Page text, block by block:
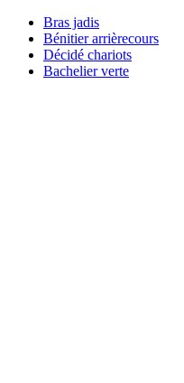
Bras jadis
Bénitier arrièrecours
Décidé chariots
Bachelier verte